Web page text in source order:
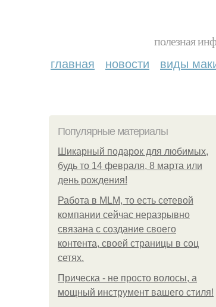
полезная
главная новости виды
Популярные материалы
Шикарный подарок для любимых,
будь то 14 февраля, 8 марта или
день рождения!
Работа в MLM, то есть сетевой
компании сейчас неразрывно
связана с создание своего
контента, своей страницы в соц
сетях.
Прическа - не просто волосы, а
мощный инструмент вашего стиля!